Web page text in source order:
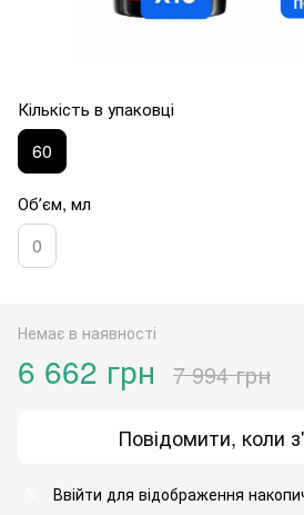
Кількість в упаковці
60
Обʼєм, мл
0
Немає в наявності
6 662 грн 7 994 грн
Повідомити, коли
Ввійти для відображення